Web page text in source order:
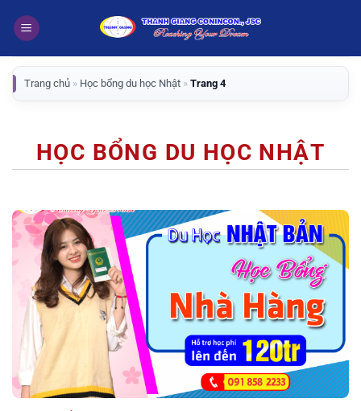
qua
dung
Trang chủ » Học bổng du học Nhật » Trang 4
HỌC BỔNG DU HỌC NHẬT